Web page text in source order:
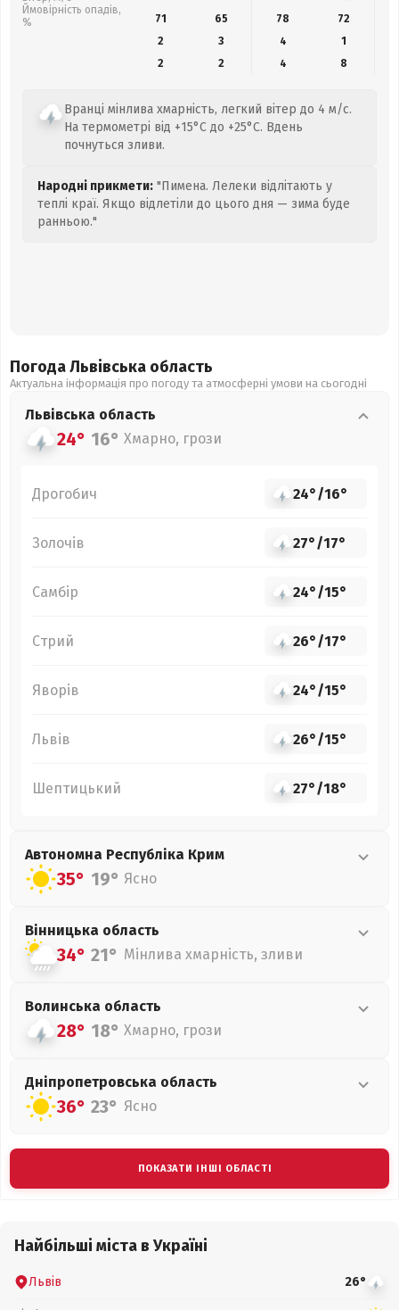
Ймовірність опадів,
%
71
65 78 72
2
3 4
1
2
2 4 8
Вранці мінлива хмарність, легкий вітер до 4 м/с.
На термометрі від +15°C до +25°C. Вдень
почнуться зливи.
Народні прикмети: "Пимена. Лелеки відлітають у
теплі краї. Якщо відлетіли до цього дня — зима буде
ранньою."
Погода Львівська область
Актуальна інформація про погоду та атмосферні умови на сьогодні
Львівська область
24° 16° Хмарно, грози
Дрогобич 24°/16°
Золочів 27°/17°
Самбір 24°/15°
Стрий 26°/17°
Яворів 24°/15°
Львів 26°/15°
Шептицький 27°/18°
Автономна Республіка Крим
35° 19° Ясно
Вінницька область
34° 21° Мінлива хмарність, зливи
Волинська область
28° 18° Хмарно, грози
Дніпропетровська область
36° 23° Ясно
ПОКАЗАТИ ІНШІ ОБЛАСТІ
Найбільші міста в Україні
Львів 26°